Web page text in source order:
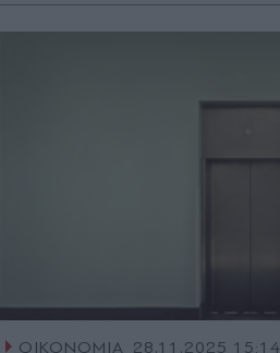
ΟΙΚΟΝΟΜΙΑ 28.11.2025 15:14